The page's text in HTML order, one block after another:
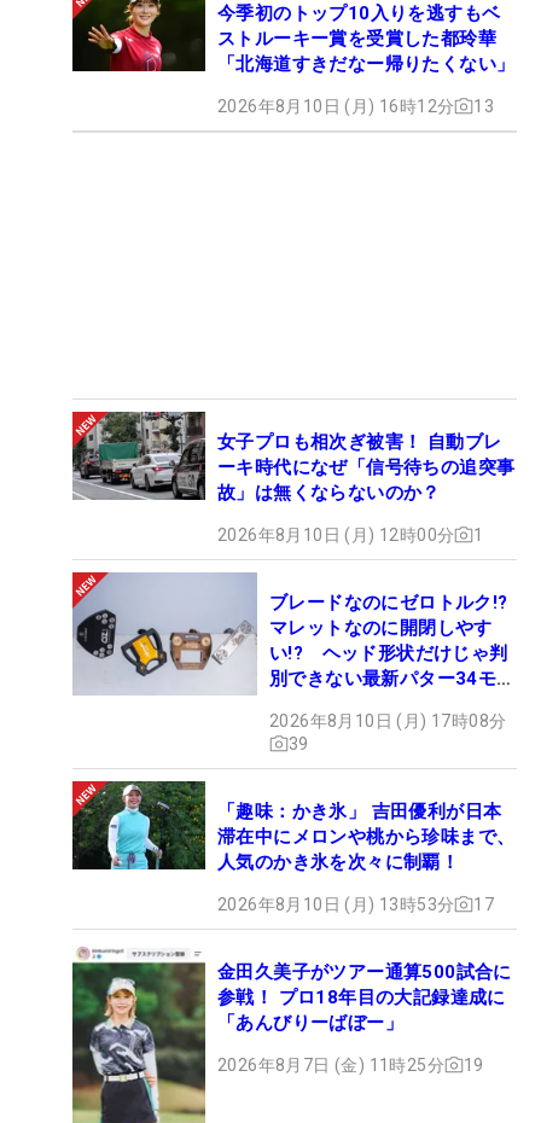
今季初のトップ10入りを逃すもベ
ストルーキー賞を受賞した都玲華
「北海道すきだなー帰りたくない」
2026年8月10日 (月) 16時12分 13
女子プロも相次ぎ被害！ 自動ブレ
ーキ時代になぜ「信号待ちの追突事
故」は無くならないのか？
2026年8月10日 (月) 12時00分 1
ブレードなのにゼロトルク!?
マレットなのに開閉しやす
い!? ヘッド形状だけじゃ判
別できない最新パター34モデ
#ギアカタログ2026
2026年8月10日 (月) 17時08分
39
「趣味：かき氷」 吉田優利が日本
滞在中にメロンや桃から珍味まで、
人気のかき氷を次々に制覇！
2026年8月10日 (月) 13時53分 17
金田久美子がツアー通算500試合に
参戦！ プロ18年目の大記録達成に
「あんびりーばぼー」
2026年8月7日 (金) 11時25分 19